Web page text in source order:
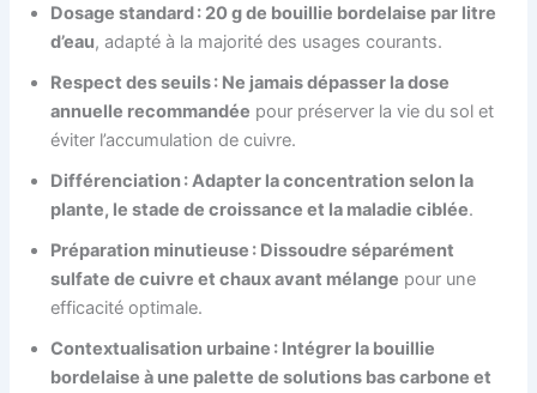
Dosage standard : 20 g de bouillie bordelaise par litre
d’eau, adapté à la majorité des usages courants.
Respect des seuils : Ne jamais dépasser la dose
annuelle recommandée pour préserver la vie du sol et
éviter l’accumulation de cuivre.
Différenciation : Adapter la concentration selon la
plante, le stade de croissance et la maladie ciblée.
Préparation minutieuse : Dissoudre séparément
sulfate de cuivre et chaux avant mélange pour une
efficacité optimale.
Contextualisation urbaine : Intégrer la bouillie
bordelaise à une palette de solutions bas carbone et